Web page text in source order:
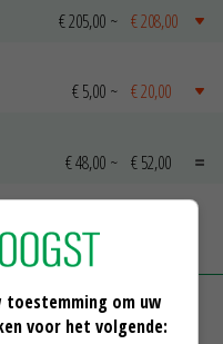
€ 205,00 ~ € 208,00
€ 5,00 ~ € 20,00
€ 48,00 ~ € 52,00
voor grondwater in
en rand Veluwe
toestemming om uw
voor het volgende: